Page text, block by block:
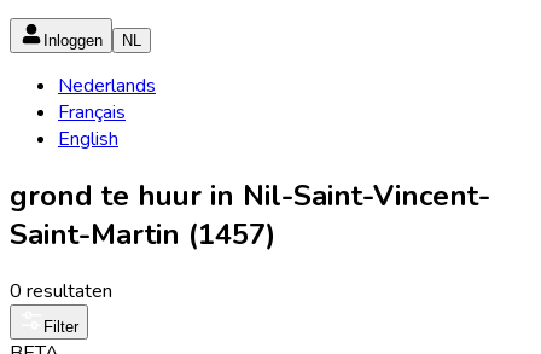
Inloggen NL
Nederlands
Français
English
grond te huur in Nil-Saint-Vincent-
Saint-Martin (1457)
0 resultaten
Filter